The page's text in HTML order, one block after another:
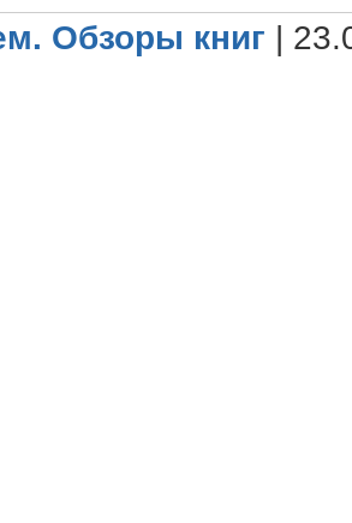
Обзоры книг |